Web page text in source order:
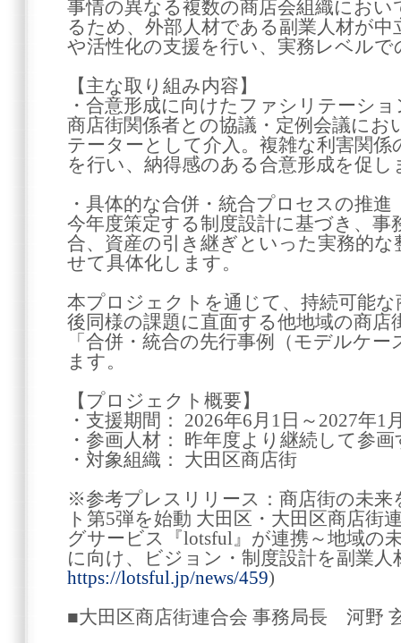
事情の異なる複数の商店会組織にお
るため、外部人材である副業人材が
や活性化の支援を行い、実務レベル
【主な取り組み内容】
・合意形成に向けたファシリテーショ
商店街関係者との協議・定例会議に
テーターとして介入。複雑な利害関係
を行い、納得感のある合意形成を促し
・具体的な合併・統合プロセスの推進
今年度策定する制度設計に基づき、事
合、資産の引き継ぎといった実務的
せて具体化します。
本プロジェクトを通じて、持続可能
後同様の課題に直面する他地域の商店
「合併・統合の先行事例（モデルケ
ます。
【プロジェクト概要】
・支援期間： 2026年6月1日～2027年1
・参画人材： 昨年度より継続して参
・対象組織： 大田区商店街
※参考プレスリリース：商店街の未来
ト第5弾を始動 大田区・大田区商店街
グサービス『lotsful』が連携～地域の
に向け、ビジョン・制度設計を副業人
https://lotsful.jp/news/459)
■大田区商店街連合会 事務局長 河